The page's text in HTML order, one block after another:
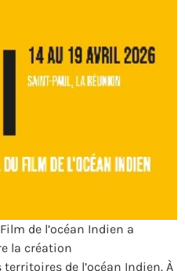
de l’océan Indien a
la création
de l’océan Indien. À